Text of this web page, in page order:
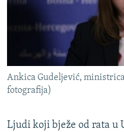
SPECIJALI RSE
VIŠE OD NASLOVA
GENOCID U SREBRENICI
POPLAVE I KLIZIŠTA U BIH 2024.
POST SCRIPTUM
PRATITE NAS
Ankica Gudeljević,
fotografija)
Ljudi koji bježe od rata u